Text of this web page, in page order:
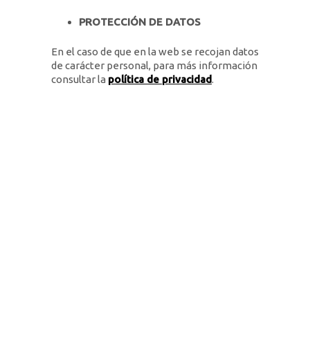
PROTECCIÓN DE DATOS
En el caso de que en la web se recojan datos
de carácter personal, para más información
consultar la política de privacidad.